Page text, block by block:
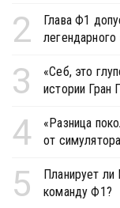
2
Глава Ф1
легендарного
3
«Себ, это
истории Гран
4
«Разница
от симулятора
5
Планирует
команду Ф1?